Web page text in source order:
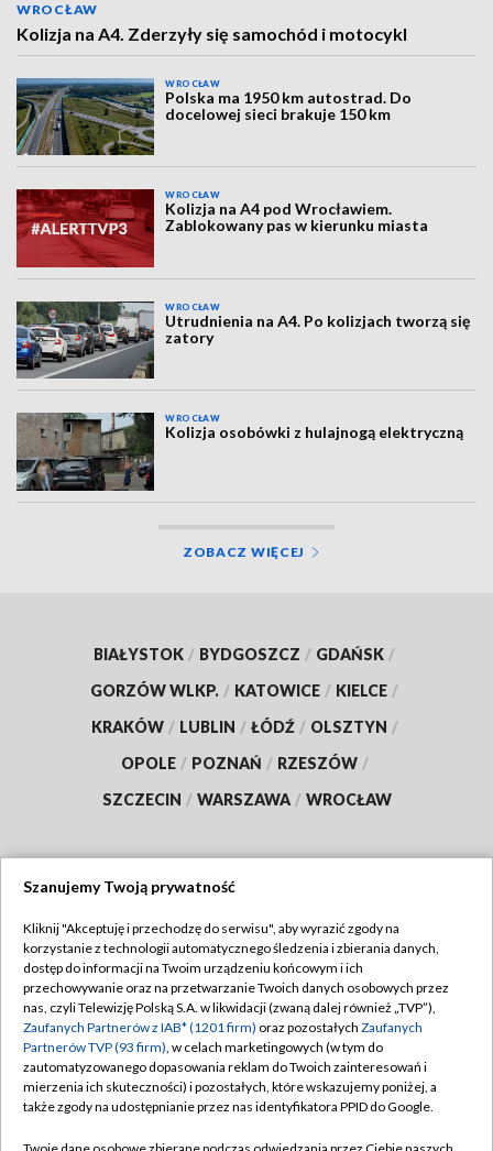
WROCŁAW
Kolizja na A4. Zderzyły się samochód i motocykl
WROCŁAW
Polska ma 1950 km autostrad. Do
docelowej sieci brakuje 150 km
WROCŁAW
Kolizja na A4 pod Wrocławiem.
Zablokowany pas w kierunku miasta
WROCŁAW
Utrudnienia na A4. Po kolizjach tworzą się
zatory
WROCŁAW
Kolizja osobówki z hulajnogą elektryczną
ZOBACZ WIĘCEJ
BIAŁYSTOK / BYDGOSZCZ / GDAŃSK /
GORZÓW WLKP. / KATOWICE / KIELCE /
KRAKÓW / LUBLIN / ŁÓDŹ / OLSZTYN /
OPOLE / POZNAŃ / RZESZÓW /
SZCZECIN / WARSZAWA / WROCŁAW
TVP
Abonament TVP
Emisja w TVP
Centrum informacji TVP
Naziemna Telewizja Cyfrowa
Regulamin TVP
Polityka prywatności
Moje zgody
Pomoc
Szanujemy Twoją prywatność
Kliknij "Akceptuję i przechodzę do serwisu", aby wyrazić zgody na
korzystanie z technologii automatycznego śledzenia i zbierania danych,
dostęp do informacji na Twoim urządzeniu końcowym i ich
przechowywanie oraz na przetwarzanie Twoich danych osobowych przez
nas, czyli Telewizję Polską S.A. w likwidacji (zwaną dalej również „TVP”),
Zaufanych Partnerów z IAB* (1201 firm) oraz pozostałych Zaufanych
Partnerów TVP (93 firm), w celach marketingowych (w tym do
zautomatyzowanego dopasowania reklam do Twoich zainteresowań i
mierzenia ich skuteczności) i pozostałych, które wskazujemy poniżej, a
także zgody na udostępnianie przez nas identyfikatora PPID do Google.